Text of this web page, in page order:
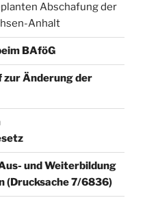
Abschafung der
Anhalt
BAföG
zur Änderung der
und Weiterbildung
(Drucksache 7/6836)